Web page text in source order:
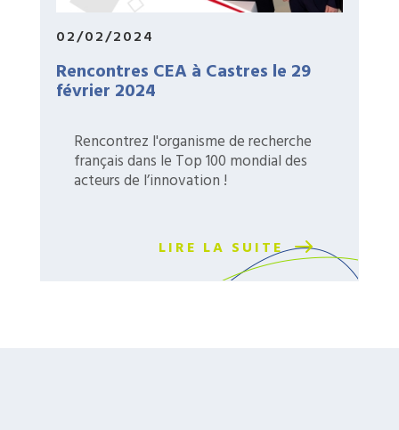
02/02/2024
Rencontres CEA à Castres le 29
février 2024
Rencontrez l'organisme de recherche
français dans le Top 100 mondial des
acteurs de l’innovation !
LIRE LA SUITE